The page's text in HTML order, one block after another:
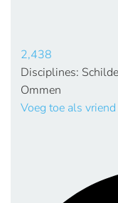
2,438
Disciplines:
Ommen
Voeg toe als vriend